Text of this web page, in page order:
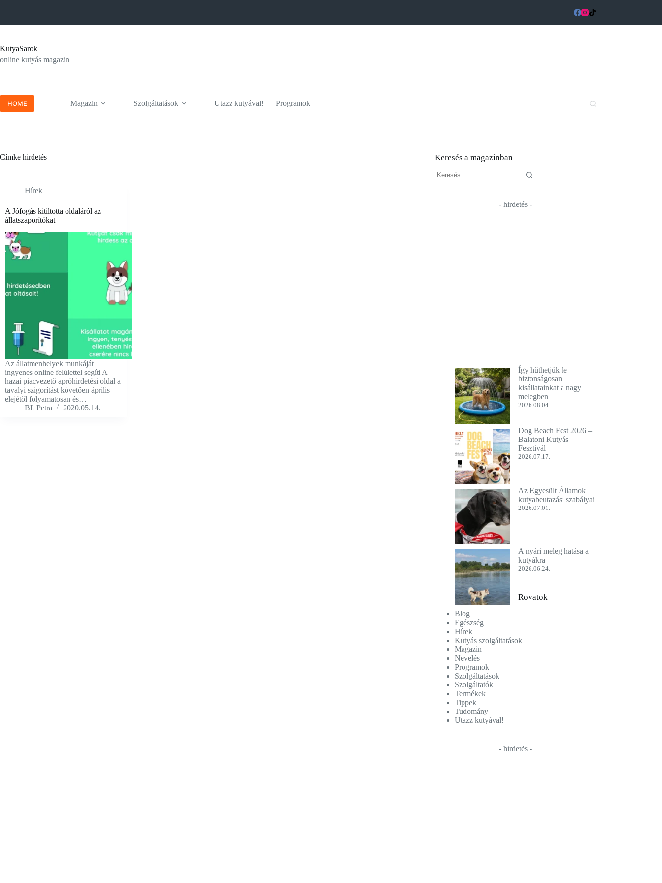
KutyaSarok
online kutyás magazin
HOME Magazin Szolgáltatások Utazz kutyával! Programok
Címke hirdetés
Hírek
A Jófogás kitiltotta oldaláról az
állatszaporítókat
Az állatmenhelyek munkáját
ingyenes online felülettel segíti A
hazai piacvezető apróhirdetési oldal a
tavalyi szigorítást követően április
elejétől folyamatosan és…
BL Petra
2020.05.14.
Keresés a magazinban
- hirdetés -
Így hűthetjük le
biztonságosan
kisállatainkat a nagy
melegben
2026.08.04.
Dog Beach Fest 2026 –
Balatoni Kutyás
Fesztivál
2026.07.17.
Az Egyesült Államok
kutyabeutazási szabályai
2026.07.01.
A nyári meleg hatása a
kutyákra
2026.06.24.
Rovatok
Blog
Egészség
Hírek
Kutyás szolgáltatások
Magazin
Nevelés
Programok
Szolgáltatások
Szolgáltatók
Termékek
Tippek
Tudomány
Utazz kutyával!
- hirdetés -